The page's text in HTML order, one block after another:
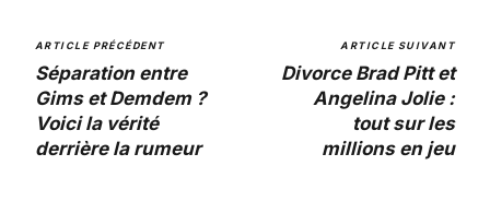
ARTICLE PRÉCÉDENT
Séparation entre
Gims et Demdem ?
Voici la vérité
derrière la rumeur
ARTICLE SUIVANT
Divorce Brad Pitt et
Angelina Jolie :
tout sur les
millions en jeu